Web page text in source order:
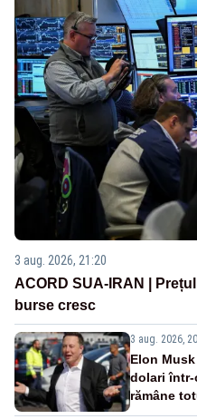
3 aug. 2026, 21:20
ACORD SUA-IRAN |
burse cresc
3 aug. 2026,
Elon
dolari într-
rămâne